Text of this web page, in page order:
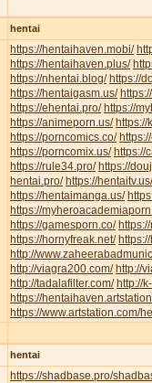
hentai
https://hentaihaven.mobi/
https://hentaihaven.plus/
https://nhentai.blog/ https://
https://hentaigasm.us/
https://ehentai.pro/ https://
https://animeporn.us/
https://porncomics.co/
https://porncomix.us/ https://
https://rule34.pro/ https://
hentai.pro/ https://hentaitv.us/
https://hentaimanga.us/
https://
https://gamesporn.co/
https://hornyfreak.net/
http://
http://viagra200.com/ http://
http://tadalafilter.com/ http://
https://
https://www.artstation.com/
hentai
https://shadbase.pro/